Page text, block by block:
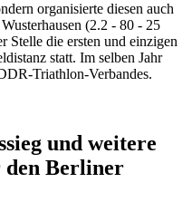
organisierte diesen auch
(2.2 - 80 - 25
Stelle die ersten und einzigen
statt. Im selben Jahr
Triathlon-Verbandes.
und weitere
den Berliner